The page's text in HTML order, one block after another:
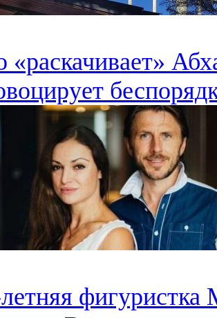
«раскачивает»